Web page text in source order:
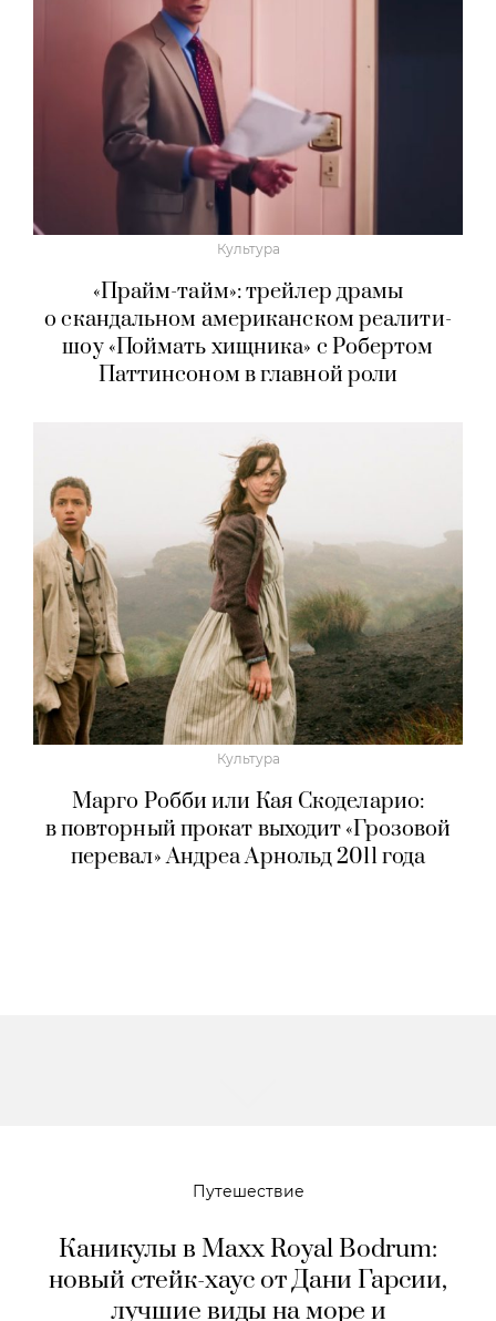
Светская хроника
Светский бэкстейдж: день рождения
Ирины Чайковской
Культура
«Прайм-тайм»: трейлер драмы
о скандальном американском реалити-
шоу «Поймать хищника» с Робертом
Паттинсоном в главной роли